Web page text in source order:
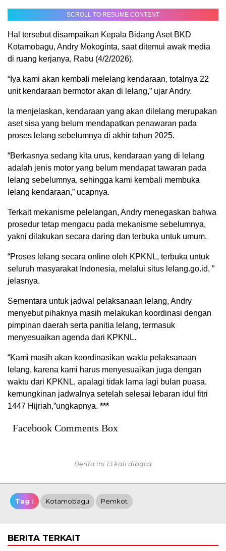
SCROLL TO RESUME CONTENT
Hal tersebut disampaikan Kepala Bidang Aset BKD
Kotamobagu, Andry Mokoginta, saat ditemui awak media
di ruang kerjanya, Rabu (4/2/2026).
“Iya kami akan kembali melelang kendaraan, totalnya 22
unit kendaraan bermotor akan di lelang,” ujar Andry.
Ia menjelaskan, kendaraan yang akan dilelang merupakan
aset sisa yang belum mendapatkan penawaran pada
proses lelang sebelumnya di akhir tahun 2025.
“Berkasnya sedang kita urus, kendaraan yang di lelang
adalah jenis motor yang belum mendapat tawaran pada
lelang sebelumnya, sehingga kami kembali membuka
lelang kendaraan,” ucapnya.
Terkait mekanisme pelelangan, Andry menegaskan bahwa
prosedur tetap mengacu pada mekanisme sebelumnya,
yakni dilakukan secara daring dan terbuka untuk umum.
“Proses lelang secara online oleh KPKNL, terbuka untuk
seluruh masyarakat Indonesia, melalui situs lelang.go.id, ”
jelasnya.
Sementara untuk jadwal pelaksanaan lelang, Andry
menyebut pihaknya masih melakukan koordinasi dengan
pimpinan daerah serta panitia lelang, termasuk
menyesuaikan agenda dari KPKNL.
“Kami masih akan koordinasikan waktu pelaksanaan
lelang, karena kami harus menyesuaikan juga dengan
waktu dari KPKNL, apalagi tidak lama lagi bulan puasa,
kemungkinan jadwalnya setelah selesai lebaran idul fitri
1447 Hijriah,”ungkapnya. ***
Facebook Comments Box
Berita ini 13 kali dibaca
Tag : Kotamobagu Pemkot
BERITA TERKAIT